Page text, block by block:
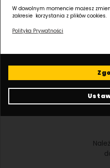
W dowolnym momencie możesz
zakresie korzystania z plików cookies.
Polityka Prywatności
Macieja Palacza 144,
NIP: 9512225907, REGON:
SĄD REJONOWY POZNAN - NOWE
GOSPODARCZY KRAJOWEGO